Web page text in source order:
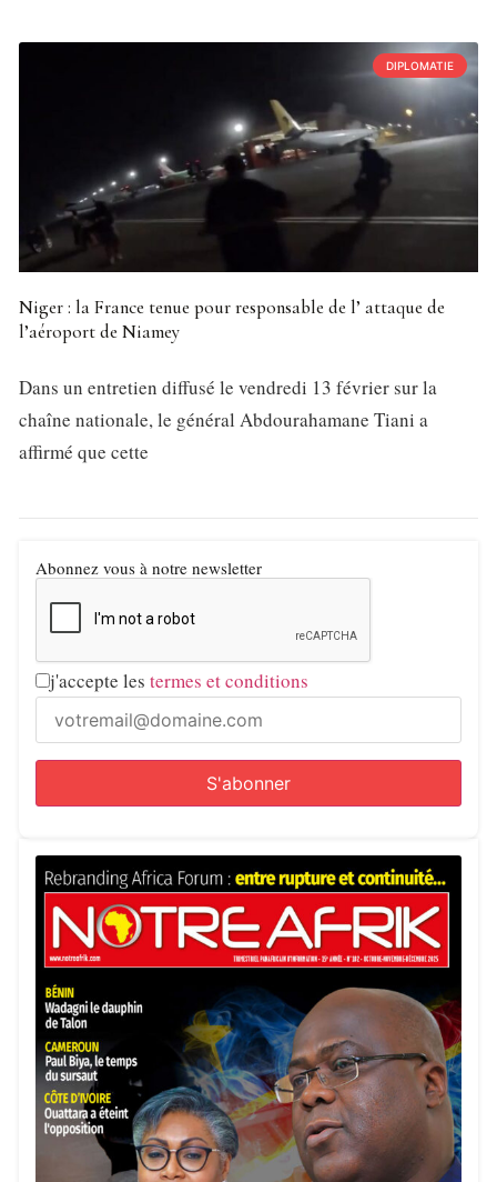
DIPLOMATIE
Niger : la France tenue pour responsable de l’ attaque de
l’aéroport de Niamey
Dans un entretien diffusé le vendredi 13 février sur la
chaîne nationale, le général Abdourahamane Tiani a
affirmé que cette
Abonnez vous à notre newsletter
j'accepte les termes et conditions